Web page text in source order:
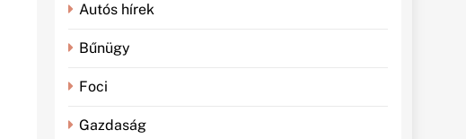
Autós hírek
Bűnügy
Foci
Gazdaság